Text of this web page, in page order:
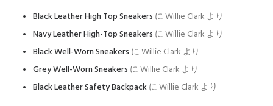
Black Leather High Top Sneakers にWillie Clark より
Navy Leather High-Top Sneakers にWillie Clark より
Black Well-Worn Sneakers にWillie Clark より
Grey Well-Worn Sneakers にWillie Clark より
Black Leather Safety BackpackにWillie Clark より